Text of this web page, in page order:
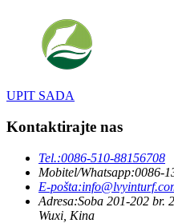
UPIT SADA
Kontaktirajte nas
Tel.:0086-510-88156708
Mobitel/Whatsapp:0086-
E-pošta:
Adresa:Soba 201-202 br.
Wuxi, Kina